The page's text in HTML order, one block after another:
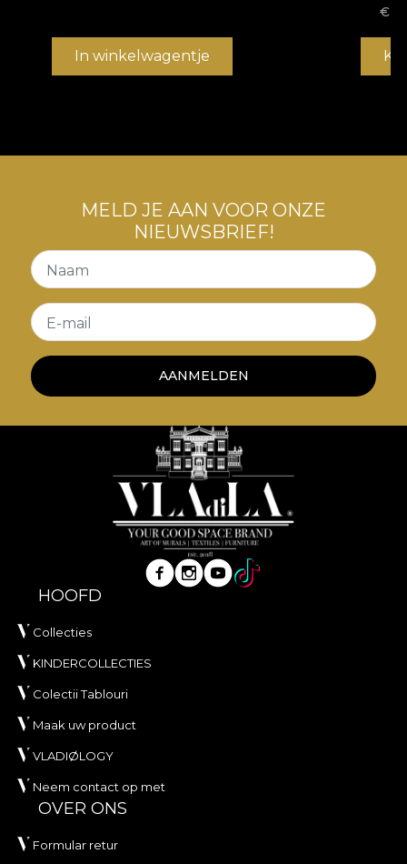
In winkelwagentje
€
MELD JE AAN VOOR ONZE
NIEUWSBRIEF!
Naam
E-mail
AANMELDEN
HOOFD
Collecties
KINDERCOLLECTIES
Colectii Tablouri
Maak uw product
VLADIØLOGY
Neem contact op met
OVER ONS
Formular retur